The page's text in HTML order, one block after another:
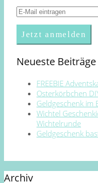
Neueste Beiträge
FREEBIE
Osterkörbchen
Geldgeschenk im
Wichtel
Wichtelrunde
Geldgeschenk
Archiv